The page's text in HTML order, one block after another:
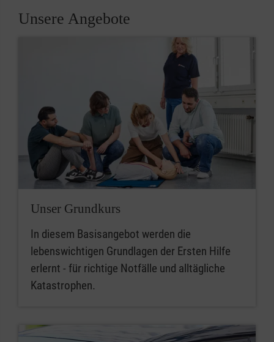
Unsere Angebote
Unser Grundkurs
In diesem Basisangebot werden die
lebenswichtigen Grundlagen der Ersten Hilfe
erlernt - für richtige Notfälle und alltägliche
Katastrophen.